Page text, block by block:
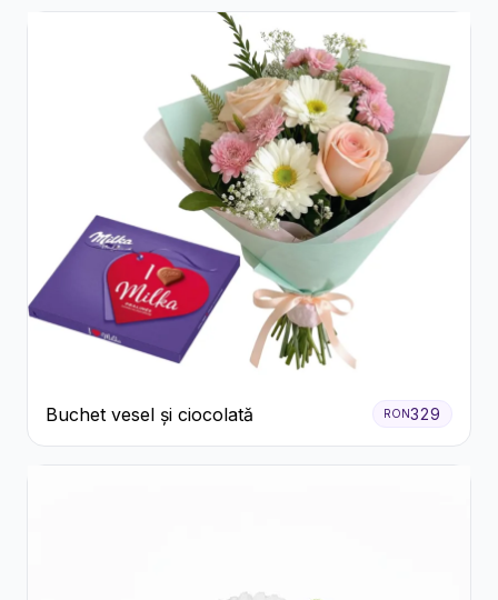
Buchet vesel și ciocolată RON329